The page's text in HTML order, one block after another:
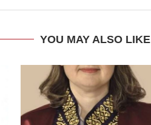
YOU MAY ALSO LIKE